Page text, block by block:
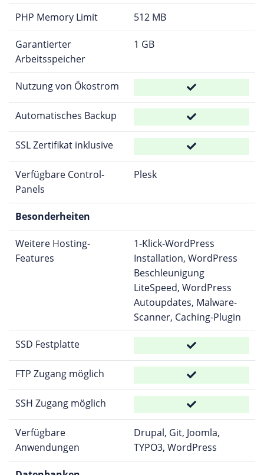
PHP Memory Limit 512 MB
Garantierter
Arbeitsspeicher
1 GB
Nutzung von Ökostrom
Automatisches Backup
SSL Zertifikat inklusive
Verfügbare Control-
Panels
Plesk
Besonderheiten
Weitere Hosting-
Features
1-Klick-WordPress
Installation, WordPress
Beschleunigung
LiteSpeed, WordPress
Autoupdates, Malware-
Scanner, Caching-Plugin
SSD Festplatte
FTP Zugang möglich
SSH Zugang möglich
Verfügbare
Anwendungen
Drupal, Git, Joomla,
TYPO3, WordPress